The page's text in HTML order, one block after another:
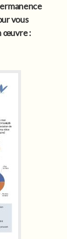
vous
œuvre :